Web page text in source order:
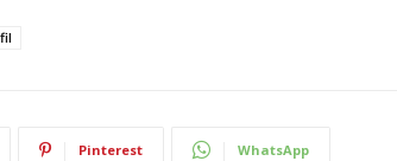
Pinterest WhatsApp